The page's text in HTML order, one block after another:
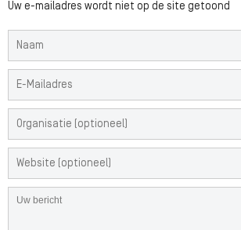
Uw e-mailadres wordt niet op de site getoond